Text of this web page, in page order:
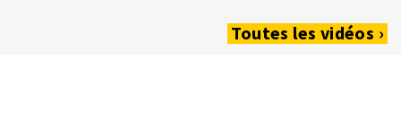
Toutes les vidéos ›